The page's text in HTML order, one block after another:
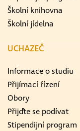
Školní knihovna
Školní jídelna
UCHAZEČ
Informace o studiu
Přijímací řízení
Obory
Přijďte se podívat
Stipendijní program